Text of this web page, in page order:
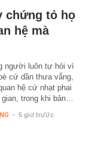
chứng tỏ họ
hệ mà
người luôn tự hỏi vì
cứ dần thưa vắng,
hệ cứ nhạt phai
trong khi bản…
- 5 giờ trước